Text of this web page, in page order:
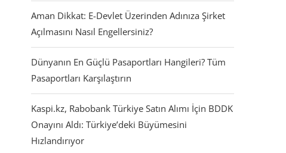
Aman Dikkat: E-Devlet Üzerinden Adınıza Şirket
Açılmasını Nasıl Engellersiniz?
Dünyanın En Güçlü Pasaportları Hangileri? Tüm
Pasaportları Karşılaştırın
Kaspi.kz, Rabobank Türkiye Satın Alımı İçin BDDK
Onayını Aldı: Türkiye’deki Büyümesini
Hızlandırıyor